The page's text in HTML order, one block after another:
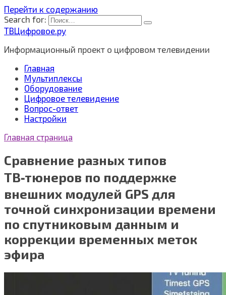
Перейти к содержанию
Search for:
ТВЦифровое.ру
Информационный проект о цифровом телевидении
Главная
Мультиплексы
Оборудование
Цифровое телевидение
Вопрос-ответ
Настройки
Главная страница
Сравнение разных типов
ТВ‑тюнеров по поддержке
внешних модулей GPS для
точной синхронизации времени
по спутниковым данным и
коррекции временных меток
эфира